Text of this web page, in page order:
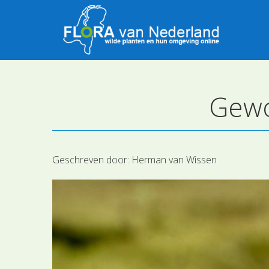
Geschreven door: Herman van Wissen